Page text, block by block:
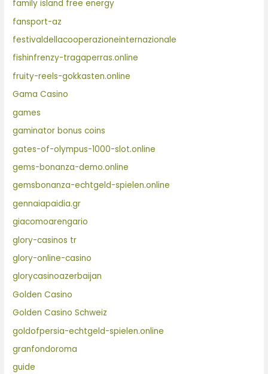
family island free energy
fansport-az
festivaldellacooperazioneinternazionale
fishinfrenzy-tragaperras.online
fruity-reels-gokkasten.online
Gama Casino
games
gaminator bonus coins
gates-of-olympus-1000-slot.online
gems-bonanza-demo.online
gemsbonanza-echtgeld-spielen.online
gennaiapaidia.gr
giacomoarengario
glory-casinos tr
glory-online-casino
glorycasinoazerbaijan
Golden Casino
Golden Casino Schweiz
goldofpersia-echtgeld-spielen.online
granfondoroma
guide